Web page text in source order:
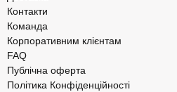
Контакти
Команда
Корпоративним клієнтам
FAQ
Публічна оферта
Політика Конфіденційності